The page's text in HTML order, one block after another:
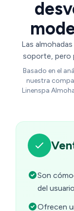
Las
soporte, pero
Basado en el
nuestra
Linenspa
Son
del usuario.
Ofrecen